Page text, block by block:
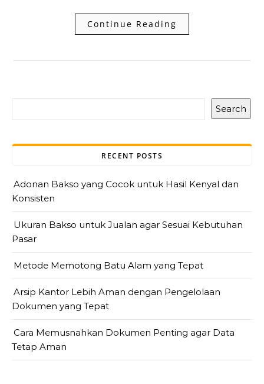
Continue Reading
Search
RECENT POSTS
Adonan Bakso yang Cocok untuk Hasil Kenyal dan
Konsisten
Ukuran Bakso untuk Jualan agar Sesuai Kebutuhan
Pasar
Metode Memotong Batu Alam yang Tepat
Arsip Kantor Lebih Aman dengan Pengelolaan
Dokumen yang Tepat
Cara Memusnahkan Dokumen Penting agar Data
Tetap Aman